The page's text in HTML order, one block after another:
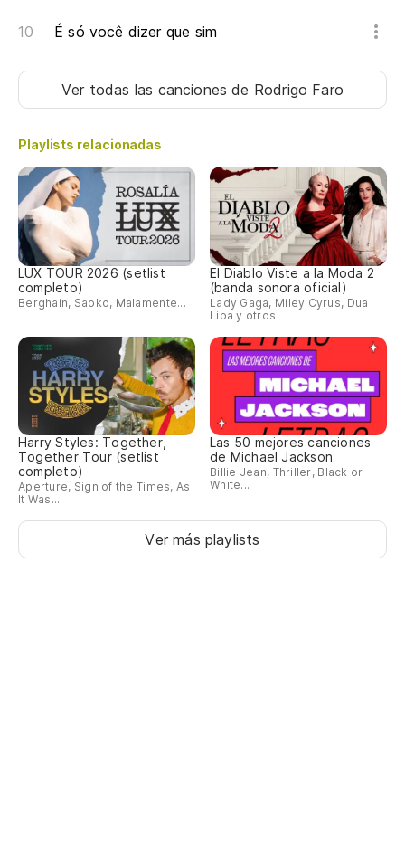
É só você dizer que sim
Ver todas las cancionesde Rodrigo Faro
Playlists relacionadas
LUX TOUR 2026 (setlist
completo)
Berghain, Saoko, Malamente...
El Diablo Viste a la Moda 2
(banda sonora oficial)
Lady Gaga, Miley Cyrus, Dua
Lipa y otros
Harry Styles: Together,
Together Tour (setlist
completo)
Aperture, Sign of the Times, As
It Was...
Las 50 mejores canciones
de Michael Jackson
Billie Jean, Thriller, Black or
White...
Ver más playlists